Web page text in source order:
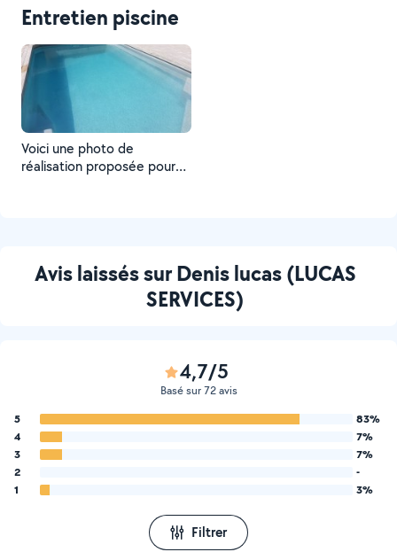
Entretien piscine
Voici une photo de
réalisation proposée pour
Avis laissés sur Denis lucas (LUCAS
SERVICES)
4,7/5
Basé sur 72 avis
5
83%
4
7%
3
7%
2
-
1
3%
Filtrer